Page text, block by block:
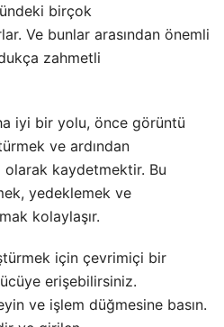
birçok
Ve bunlar arasından önemli
zahmetli
iyi bir yolu, önce görüntü
ve ardından
olarak kaydetmektir. Bu
yedeklemek ve
kolaylaşır.
için çevrimiçi bir
erişebilirsiniz.
ve işlem düğmesine basın.